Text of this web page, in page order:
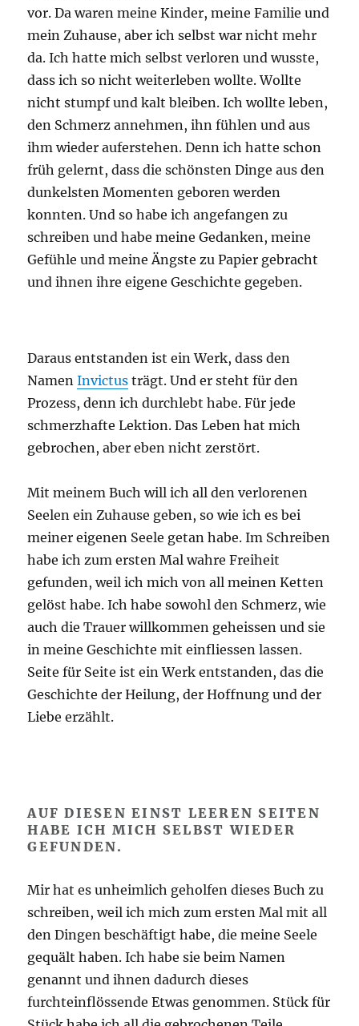
vor. Da waren meine Kinder, meine Familie und
mein Zuhause, aber ich selbst war nicht mehr
da. Ich hatte mich selbst verloren und wusste,
dass ich so nicht weiterleben wollte. Wollte
nicht stumpf und kalt bleiben. Ich wollte leben,
den Schmerz annehmen, ihn fühlen und aus
ihm wieder auferstehen. Denn ich hatte schon
früh gelernt, dass die schönsten Dinge aus den
dunkelsten Momenten geboren werden
konnten. Und so habe ich angefangen zu
schreiben und habe meine Gedanken, meine
Gefühle und meine Ängste zu Papier gebracht
und ihnen ihre eigene Geschichte gegeben.
Daraus entstanden ist ein Werk, dass den
NamenInvictus trägt. Und er steht für den
Prozess, denn ich durchlebt habe. Für jede
schmerzhafte Lektion. Das Leben hat mich
gebrochen, aber eben nicht zerstört.
Mit meinem Buch will ich all den verlorenen
Seelen ein Zuhause geben, so wie ich es bei
meiner eigenen Seele getan habe. Im Schreiben
habe ich zum ersten Mal wahre Freiheit
gefunden, weil ich mich von all meinen Ketten
gelöst habe. Ich habe sowohl den Schmerz, wie
auch die Trauer willkommen geheissen und sie
in meine Geschichte mit einfliessen lassen.
Seite für Seite ist ein Werk entstanden, das die
Geschichte der Heilung, der Hoffnung und der
Liebe erzählt.
AUF DIESEN EINST LEEREN SEITEN
HABE ICH MICH SELBST WIEDER
GEFUNDEN.
Mir hat es unheimlich geholfen dieses Buch zu
schreiben, weil ich mich zum ersten Mal mit all
den Dingen beschäftigt habe, die meine Seele
gequält haben. Ich habe sie beim Namen
genannt und ihnen dadurch dieses
furchteinflössende Etwas genommen. Stück für